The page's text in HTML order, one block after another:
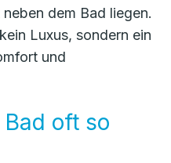
dem Bad liegen.
Luxus, sondern ein
und
oft so